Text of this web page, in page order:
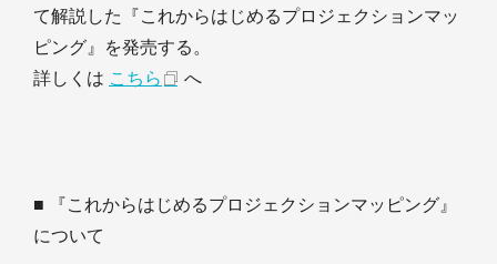
て解説した『これからはじめるプロジェクションマッ
ピング』を発売する。
詳しくは こちら へ
■ 『これからはじめるプロジェクションマッピング』
について